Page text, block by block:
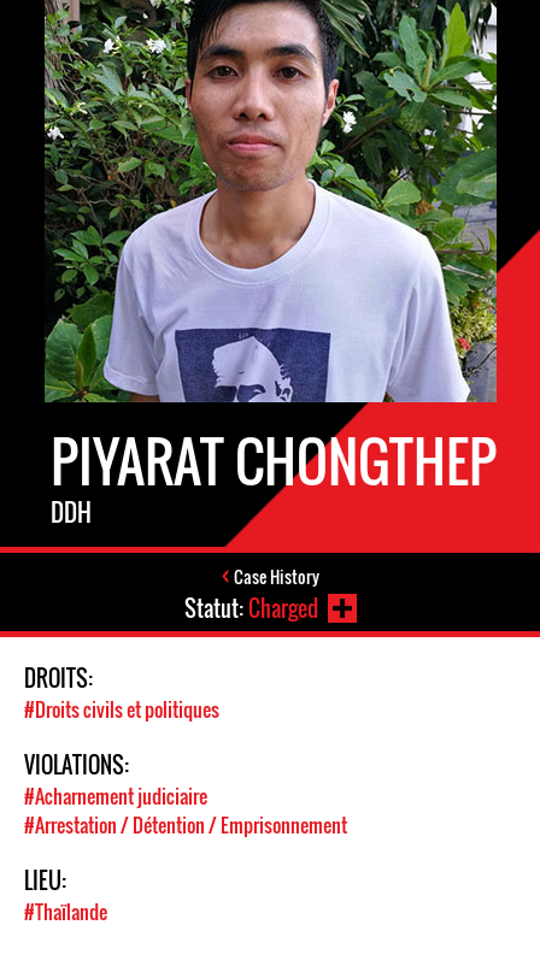
PIYARAT CHONGTHEP
DDH
Case History
Statut:Charged
DROITS:
#Droits civils et politiques
VIOLATIONS:
#Acharnement judiciaire
#Arrestation / Détention / Emprisonnement
LIEU:
#Thaïlande